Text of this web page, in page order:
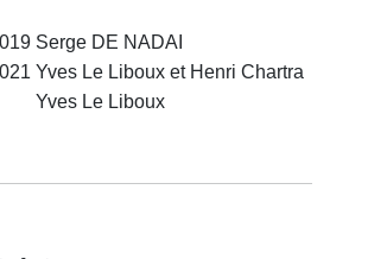
Serge DE NADAI
Yves Le Liboux et Henri Chartra
Le Liboux